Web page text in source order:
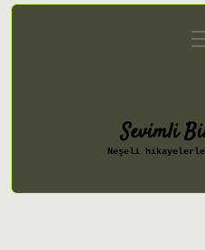
aç
Sevimli
Neşeli